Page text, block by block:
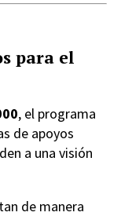
para el
, el programa
de apoyos
a una visión
de manera